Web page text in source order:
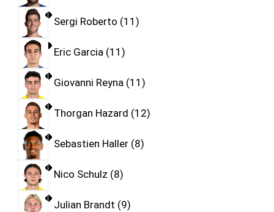
Sergi Roberto 11
Eric Garcia 11
Giovanni Reyna 11
Thorgan Hazard 12
Sebastien Haller 8
Nico Schulz 8
Julian Brandt 9